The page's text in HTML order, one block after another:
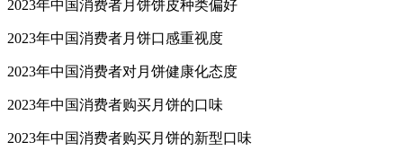
2023年中国消费者月饼饼皮种类偏好
2023年中国消费者月饼口感重视度
2023年中国消费者对月饼健康化态度
2023年中国消费者购买月饼的口味
2023年中国消费者购买月饼的新型口味